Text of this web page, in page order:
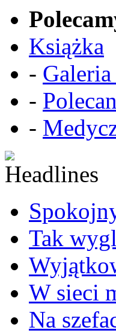
Książka
-
-
-
Tak
W sieci
Na